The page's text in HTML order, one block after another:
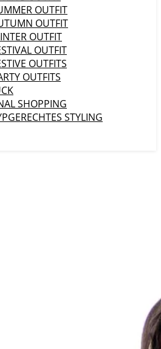
OUTFIT
OUTFIT
OUTFIT
OUTFIT
OUTFITS
OUTFITS
SHOPPING
STYLING